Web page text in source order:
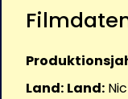
Land: Land: